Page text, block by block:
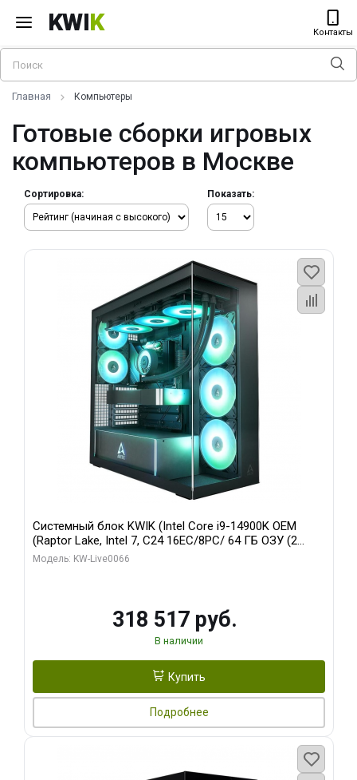
KWIK Контакты
Главная Компьютеры
Готовые сборки игровых
компьютеров в Москве
Сортировка: Показать:
Системный блок KWIK (Intel Core i9-14900K OEM
(Raptor Lake, Intel 7, C24 16EC/8PC/ 64 ГБ ОЗУ (2
модуля)/ Gigabyte RTX5080 XTREME WATERFORCE
Модель: KW-Live0066
318 517 руб.
В наличии
Купить
Подробнее